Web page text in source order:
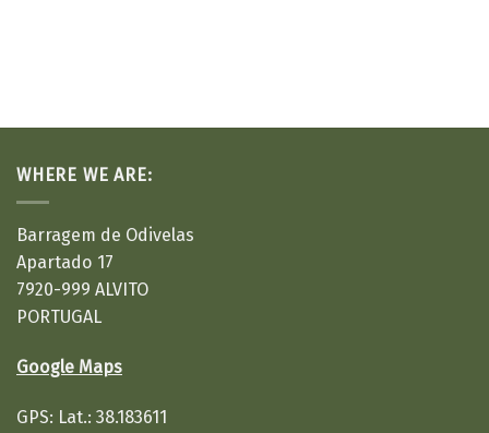
WHERE WE ARE:
Barragem de Odivelas
Apartado 17
7920-999 ALVITO
PORTUGAL
Google Maps
GPS: Lat.: 38.183611